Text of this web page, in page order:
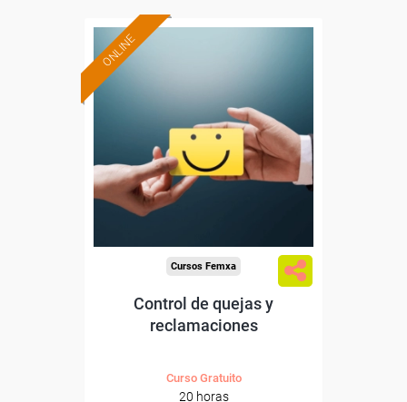
ONLINE
Para desempleados,
trabajadores y autónomos.
-Hosteleria y Turismo.
Cursos Femxa
Control de quejas y
reclamaciones
Curso Gratuito
20 horas